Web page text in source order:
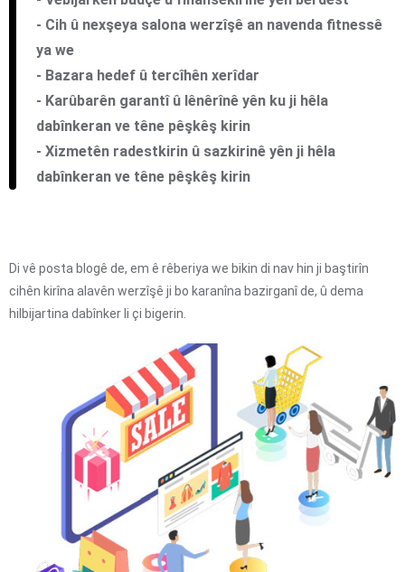
- Cih û nexşeya salona werzîşê an navenda fitnessê
ya we
- Bazara hedef û tercîhên xerîdar
- Karûbarên garantî û lênêrînê yên ku ji hêla
dabînkeran ve têne pêşkêş kirin
- Xizmetên radestkirin û sazkirinê yên ji hêla
dabînkeran ve têne pêşkêş kirin
Di vê posta blogê de, em ê rêberiya we bikin di nav hin ji baştirîn
cihên kirîna alavên werzîşê ji bo karanîna bazirganî de, û dema
hilbijartina dabînker li çi bigerin.